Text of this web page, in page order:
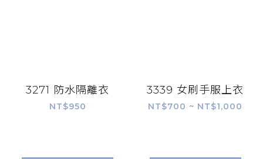
3271 防水隔離衣
NT$950
3339 女刷手服上衣
NT$700 ~ NT$1,000